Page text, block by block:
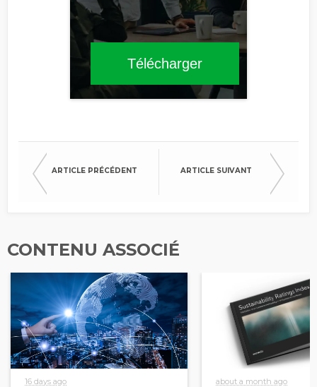
Télécharger
ARTICLE PRÉCÉDENT ARTICLE SUIVANT
CONTENU ASSOCIÉ
16 days ago about a month ago